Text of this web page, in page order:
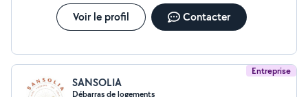
Voir le profil Contacter
Entreprise
SANSOLIA
Débarras de logements